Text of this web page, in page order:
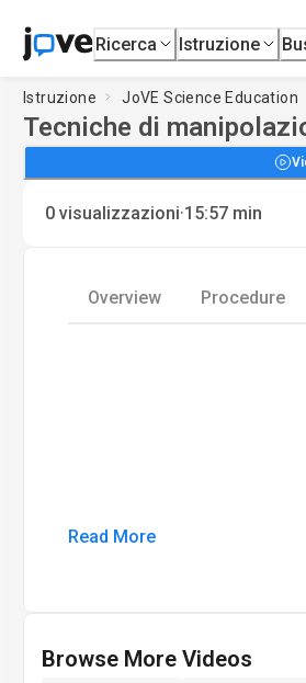
Ricerca Istruzione
Istruzione JoVE Science Education
Tecniche di
0 visualizzazioni·15:57 min
Overview Procedure
Read More
Browse More Videos